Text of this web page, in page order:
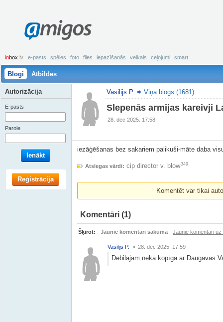
amigos
inbox .lv e-pasts spēles foto files iepazīšanās veikals ceļojumi smart
Blogi Atbildes
Vasilijs P. Viņa blogs (1681)
Slepenās armijas kareivji
28. dec 2025. 17:58
iezāģēšanas bez sakariem palikuši-māte daba
Atslegas vārdi: cip director v. blow349
Komentēt var tikai
Komentāri (1)
Šķirot: Jaunie komentāri sākumā Jaunie komentāri uz
Vasilijs P. 28. dec 2025. 17:59
Debilajam nekā kopīga ar Daugavas
Autorizācija
E-pasts
Parole
Ienākt
Reģistrācija